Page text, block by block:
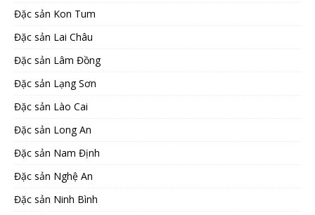
Đặc sản Kon Tum
Đặc sản Lai Châu
Đặc sản Lâm Đồng
Đặc sản Lạng Sơn
Đặc sản Lào Cai
Đặc sản Long An
Đặc sản Nam Định
Đặc sản Nghệ An
Đặc sản Ninh Bình